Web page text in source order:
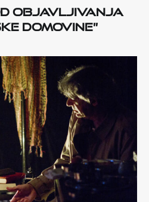
objavljivanja
domovine”